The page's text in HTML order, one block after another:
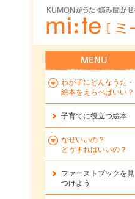
わが子にどんなうた・
絵本をえらべばいい？
子育てに役立つ絵本
なぜいいの？
どうすればいいの？
ファーストブックを 見
つけよう